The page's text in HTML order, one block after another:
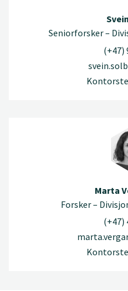
Seniorforsker –
(+47)
Marta
Forsker –
(+47)